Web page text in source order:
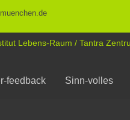
feedback Sinn-volles